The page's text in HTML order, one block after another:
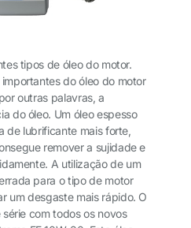
tipos de óleo do motor.
do óleo do motor
outras palavras, a
do óleo. Um óleo espesso
de lubrificante mais forte,
remover a sujidade e
A utilização de um
para o tipo de motor
um desgaste mais rápido. O
com todos os novos